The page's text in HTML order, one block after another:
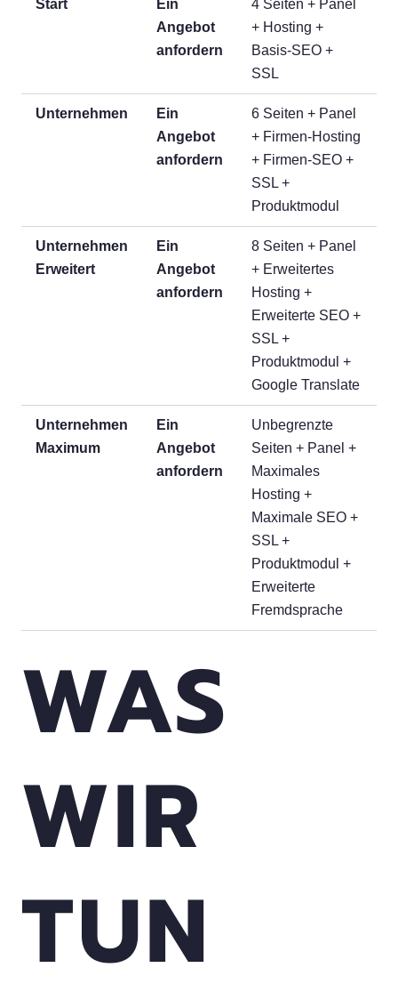
Start
Ein
Angebot
anfordern
4 Seiten + Panel
+ Hosting +
Basis-SEO +
SSL
Unternehmen
Ein
Angebot
anfordern
6 Seiten + Panel
+ Firmen-Hosting
+ Firmen-SEO +
SSL +
Produktmodul
Unternehmen
Erweitert
Ein
Angebot
anfordern
8 Seiten + Panel
+ Erweitertes
Hosting +
Erweiterte SEO +
SSL +
Produktmodul +
Google Translate
Unternehmen
Maximum
Ein
Angebot
anfordern
Unbegrenzte
Seiten + Panel +
Maximales
Hosting +
Maximale SEO +
SSL +
Produktmodul +
Erweiterte
Fremdsprache
WAS
WIR
TUN